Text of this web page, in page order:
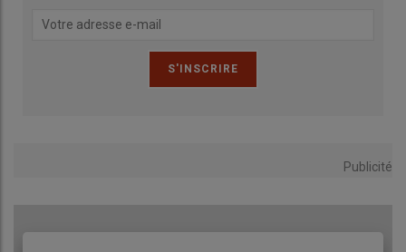
Publicité